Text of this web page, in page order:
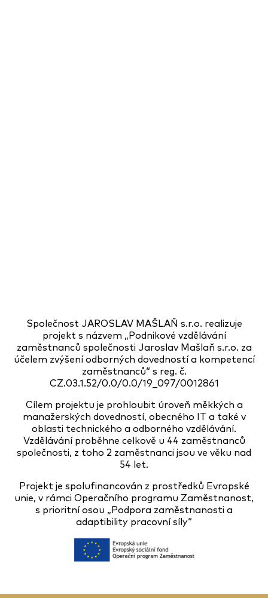
Společnost JAROSLAV MAŠLAŇ s.r.o. realizuje
projekt s názvem „Podnikové vzdělávání
zaměstnanců společnosti Jaroslav Mašlaň s.r.o. za
účelem zvýšení odborných dovedností a kompetencí
zaměstnanců“ s reg. č.
CZ.03.1.52/0.0/0.0/19_097/0012861
Cílem projektu je prohloubit úroveň měkkých a
manažerských dovedností, obecného IT a také v
oblasti technického a odborného vzdělávání.
Vzdělávání proběhne celkově u 44 zaměstnanců
společnosti, z toho 2 zaměstnanci jsou ve věku nad
54 let.
Projekt je spolufinancován z prostředků Evropské
unie, v rámci Operačního programu Zaměstnanost,
s prioritní osou „Podpora zaměstnanosti a
adaptibility pracovní síly“